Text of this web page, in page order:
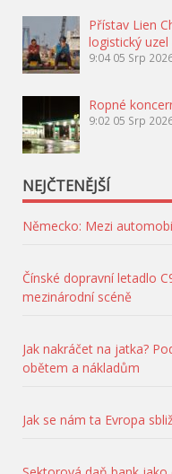
Přístav Lien
logistický
9:04 05 Srp
Ropné
9:02 05 Srp
NEJČTENĚJŠÍ
Německo: Mezi
Čínské dopravní letadlo
mezinárodní scéně
Jak nakráčet na jatka?
obětem a nákladům
Jak se nám ta Evropa